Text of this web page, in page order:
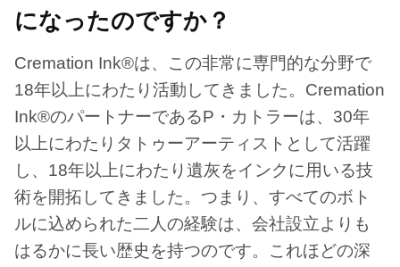
になったのですか？
Cremation Ink®は、この非常に専門的な分野で
18年以上にわたり活動してきました。Cremation
Ink®のパートナーであるP・カトラーは、30年
以上にわたりタトゥーアーティストとして活躍
し、18年以上にわたり遺灰をインクに用いる技
術を開拓してきました。つまり、すべてのボト
ルに込められた二人の経験は、会社設立よりも
はるかに長い歴史を持つのです。これほどの深